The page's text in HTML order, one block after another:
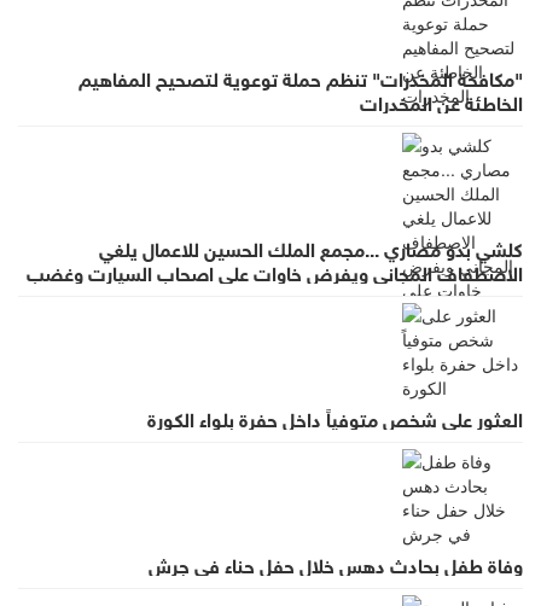
"مكافحة المخدرات" تنظم حملة توعوية لتصحيح المفاهيم
الخاطئة عن المخدرات
كلشي بدو مصاري ...مجمع الملك الحسين للاعمال يلغي
الاصطفاف المجاني ويفرض خاوات على اصحاب السيارت وغضب
واسع لقرار يطرد الاستثمار
العثور على شخص متوفياً داخل حفرة بلواء الكورة
وفاة طفل بحادث دهس خلال حفل حناء في جرش